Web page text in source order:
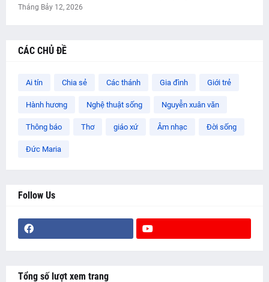
Tháng Bảy 12, 2026
CÁC CHỦ ĐỀ
Ai tín Chia sẻ Các thánh Gia đình Giới trẻ
Hành hương Nghệ thuật sống Nguyễn xuân văn
Thông báo Thơ giáo xứ Âm nhạc Đời sống
Đức Maria
Follow Us
Tổng số lượt xem trang